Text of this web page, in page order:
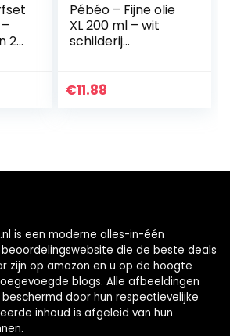
24
Pébéo – Fijne olie
XL 200 ml – wit
schilderij
€11.88
is een moderne alles-in-één
die de beste deals
zijn op amazon en u op de hoogte
blogs. Alle afbeeldingen
door hun respectievelijke
inhoud is afgeleid van hun